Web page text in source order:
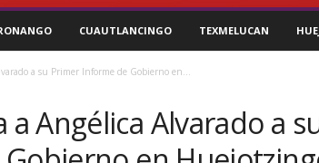
CUAUTLANCINGO TEXMELUCAN
a su Primer Informe de Gobierno en...
Angélica Alvarado a